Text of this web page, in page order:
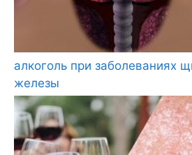
алкоголь при заболеваниях
железы